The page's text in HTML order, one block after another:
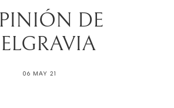
DE
06 MAY 21